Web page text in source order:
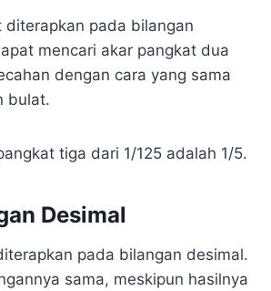
diterapkan pada bilangan
mencari akar pangkat dua
dengan cara yang sama
bulat.
tiga dari 1/125 adalah 1/5.
Desimal
pada bilangan desimal.
sama, meskipun hasilnya